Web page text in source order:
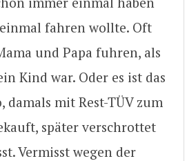
fahren wollte. Oft
und Papa fuhren, als
Kind war. Oder es ist das
damals mit Rest-TÜV zum
später verschrottet
Vermisst wegen der